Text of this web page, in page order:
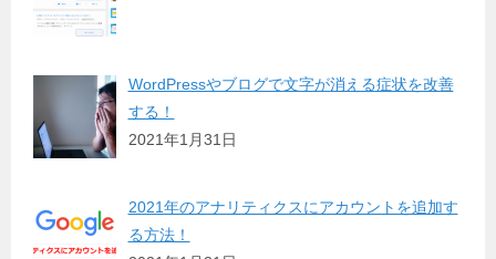
WordPressやブログで文字が消える症状を改善
する！
2021年1月31日
2021年のアナリティクスにアカウントを追加す
る方法！